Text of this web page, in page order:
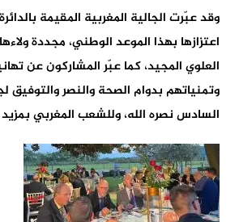
وقد عبّرت الجالية المغربية المقيمة
اعتزازها بهذا الموعد الوطني، مجددة
العلوي المجيد، كما عبّر المشاركون عن
وتمنياتهم بدوام الصحة والنصر والتوفيق
السادس نصره الله، وللشعب المغربي بمزيد